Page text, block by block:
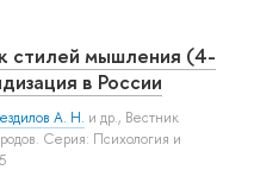
стилей мышления (4-
в России
А. Н. и др., Вестник
Серия: Психология и